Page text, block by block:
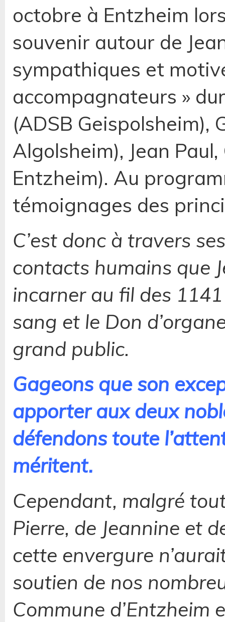
octobre à Entzheim
souvenir autour de
sympathiques et
accompagnateurs »
(ADSB Geispolsheim),
Algolsheim), Jean
Entzheim). Au
témoignages des
C’est donc à travers
contacts humains que
incarner au fil des
sang et le Don
grand public.
Gageons que son
apporter aux deux
défendons toute
méritent.
Cependant, malgré
Pierre, de Jeannine et
cette envergure
soutien de nos
Commune